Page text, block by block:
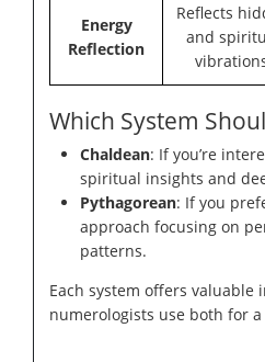
Energy
Reflection
Reflects
and
Which System
Chaldean: If you’re
spiritual insights and
Pythagorean: If you
approach focusing on
patterns.
Each system offers valuable
numerologists use both for